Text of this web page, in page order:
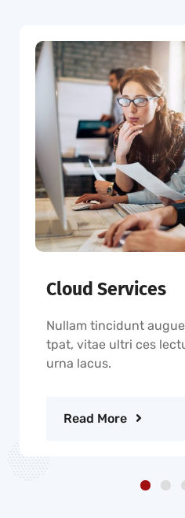
Cloud Services
Nullam tincidunt
tpat, vitae ultri ces
urna lacus.
Read More